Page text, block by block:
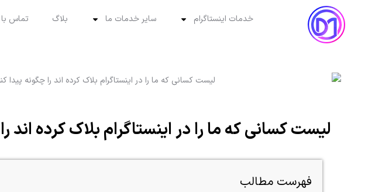
خدمات اینستاگرام سایر خدمات ما بلاگ تماس با
لیست کسانی که ما را در اینستاگرام بلاک کرده اند
فهرست مطالب